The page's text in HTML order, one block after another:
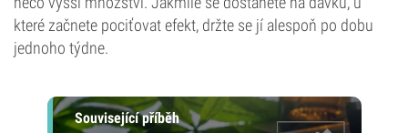
které začnete pociťovat efekt, držte se jí alespoň po dobu
jednoho týdne.
Související příběh